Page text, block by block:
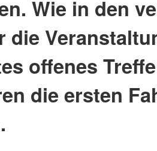
Wie in den
die
offenes
die ersten